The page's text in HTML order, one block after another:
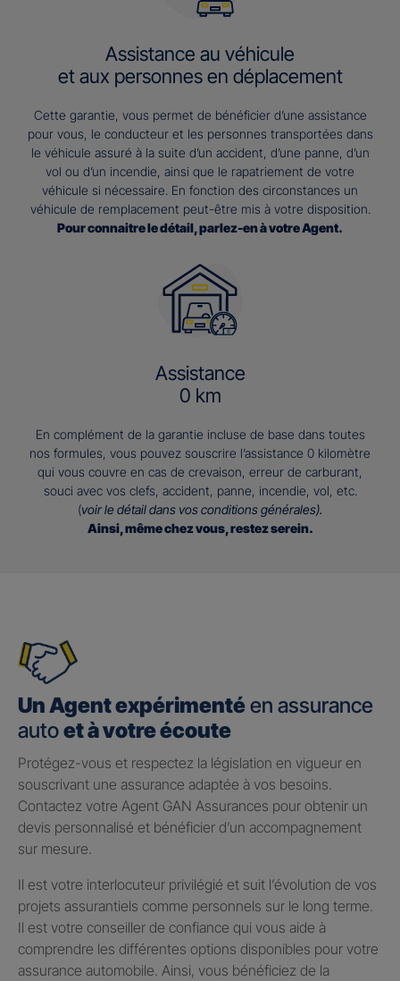
Assistance au véhicule
et aux personnes en déplacement
Cette garantie, vous permet de bénéficier d’une assistance
pour vous, le conducteur et les personnes transportées dans
le véhicule assuré à la suite d’un accident, d’une panne, d’un
vol ou d’un incendie, ainsi que le rapatriement de votre
véhicule si nécessaire. En fonction des circonstances un
véhicule de remplacement peut-être mis à votre disposition.
Pour connaitre le détail, parlez-en à votre Agent.
Assistance
0 km
En complément de la garantie incluse de base dans toutes
nos formules, vous pouvez souscrire l’assistance 0 kilomètre
qui vous couvre en cas de crevaison, erreur de carburant,
souci avec vos clefs, accident, panne, incendie, vol, etc.
(voir le détail dans vos conditions générales).
Ainsi, même chez vous, restez serein.
Un Agent expérimentéen assurance
autoet à votre écoute
Protégez-vous et respectez la législation en vigueur en
souscrivant une assurance adaptée à vos besoins.
Contactez votre Agent GAN Assurances pour obtenir un
devis personnalisé et bénéficier d’un accompagnement
sur mesure.
Il est votre interlocuteur privilégié et suit l’évolution de vos
projets assurantiels comme personnels sur le long terme.
Il est votre conseiller de confiance qui vous aide à
comprendre les différentes options disponibles pour votre
assurance automobile. Ainsi, vous bénéficiez de la